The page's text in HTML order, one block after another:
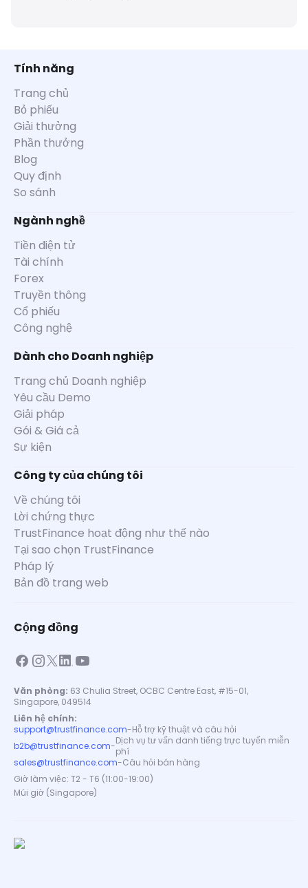
Tính năng
Trang chủ
Bỏ phiếu
Giải thưởng
Phần thưởng
Blog
Quy định
So sánh
Ngành nghề
Tiền điện tử
Tài chính
Forex
Truyền thông
Cổ phiếu
Công nghệ
Dành cho Doanh nghiệp
Trang chủ Doanh nghiệp
Yêu cầu Demo
Giải pháp
Gói & Giá cả
Sự kiện
Công ty của chúng tôi
Về chúng tôi
Lời chứng thực
TrustFinance hoạt động như thế nào
Tại sao chọn TrustFinance
Pháp lý
Bản đồ trang web
Cộng đồng
Văn phòng: 63 Chulia Street, OCBC Centre East, #15-01,
Singapore, 049514
Liên hệ chính:
support@trustfinance.com-Hỗ trợ kỹ thuật và câu hỏi
b2b@trustfinance.com-Dịch vụ tư vấn danh tiếng trực tuyến miễn
phí
sales@trustfinance.com-Câu hỏi bán hàng
Giờ làm việc: T2 - T6 (11:00-19:00)
Múi giờ (Singapore)